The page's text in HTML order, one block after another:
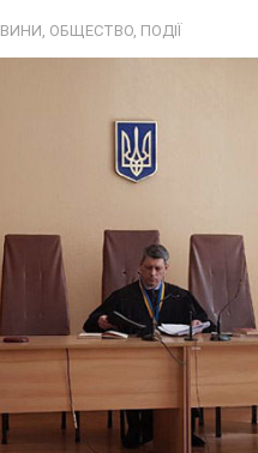
ОБЩЕСТВО ПОДІЇ